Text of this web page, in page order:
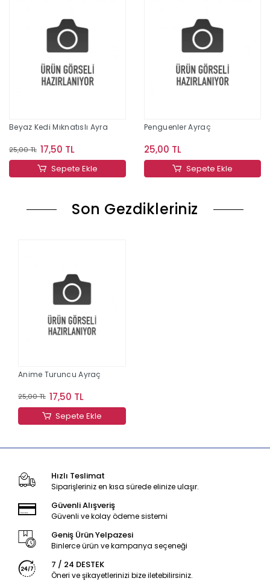
Beyaz Kedi Mıknatıslı Ayra
25,00 TL 17,50 TL
Sepete Ekle
Penguenler Ayraç
25,00 TL
Sepete Ekle
Son Gezdikleriniz
Anime Turuncu Ayraç
25,00 TL 17,50 TL
Sepete Ekle
Hızlı Teslimat
Siparişleriniz en kısa sürede elinize ulaşır.
Güvenli Alışveriş
Güvenli ve kolay ödeme sistemi
Geniş Ürün Yelpazesi
Binlerce ürün ve kampanya seçeneği
7 / 24 DESTEK
Öneri ve şikayetlerinizi bize iletebilirsiniz.